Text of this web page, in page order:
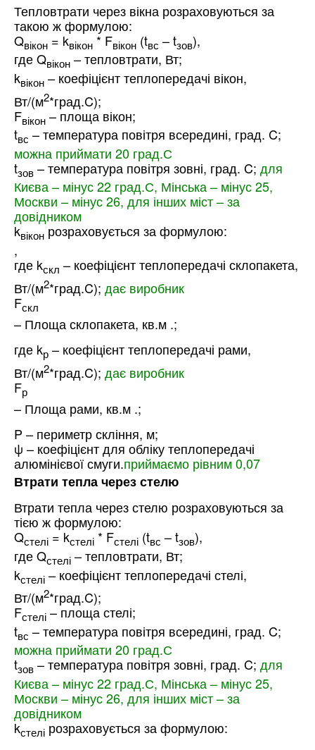
Тепловтрати через вікна розраховуються за
такою ж формулою:
Qвікон = kвікон * Fвікон (tвс – tзов),
где Qвікон – тепловтрати, Вт;
kвікон – коефіцієнт теплопередачі вікон,
Вт/(м2*град.C);
Fвікон – площа вікон;
tвс – температура повітря всередині, град. C;
можна приймати 20 град.С
tзов – температура повітря зовні, град. C; для
Києва – мінус 22 град.С, Мінська – мінус 25,
Москви – мінус 26, для інших міст – за
довідником
kвікон розраховується за формулою:
,
где kскл – коефіцієнт теплопередачі склопакета,
Вт/(м2*град.C); дає виробник
Fскл
– Площа склопакета, кв.м .;
где kр – коефіцієнт теплопередачі рами,
Вт/(м2*град.C); дає виробник
Fр
– Площа рами, кв.м .;
P – периметр скління, м;
ψ – коефіцієнт для обліку теплопередачі
алюмінієвої смуги.приймаємо рівним 0,07
Втрати тепла через стелю
Втрати тепла через стелю розраховуються за
тією ж формулою:
Qстелі = kстелі * Fстелі (tвс – tзов),
где Qстелі – тепловтрати, Вт;
kстелі – коефіцієнт теплопередачі стелі,
Вт/(м2*град.C);
Fстелі – площа стелі;
tвс – температура повітря всередині, град. C;
можна приймати 20 град.С
tзов – температура повітря зовні, град. C; для
Києва – мінус 22 град.С, Мінська – мінус 25,
Москви – мінус 26, для інших міст – за
довідником
kстелірозраховується за формулою: